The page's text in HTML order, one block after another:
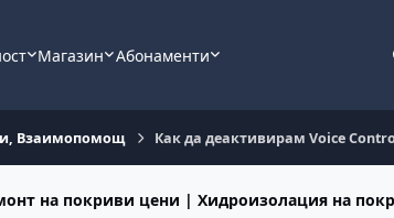
Магазин Абонаменти
Взаимопомощ Как да деактивирам Voice
на покриви цени | Хидроизолация на